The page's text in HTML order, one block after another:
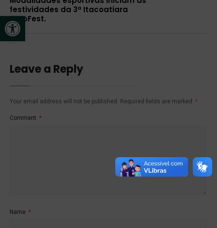
Open toolbar
festividades da 3ª Itacoatiara
ExpoFest.
Leave a Reply
Your email address will not be published. Required fields are marked *
Comment *
Name *